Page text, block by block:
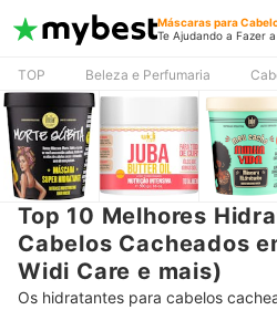
Máscaras para
Te Ajudando a Fazer
TOP Beleza e Perfumaria
Top 10 Melhores
Cabelos Cacheados
Widi Care e mais)
Os hidratantes para cabelos